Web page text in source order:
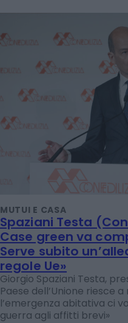
MUTUI E CASA
Spaziani Testa
Case green va
Serve subito
regole Ue»
Giorgio Spaziani Testa,
Paese dell’Unione riesce
l’emergenza abitativa ci
guerra agli affitti brevi»